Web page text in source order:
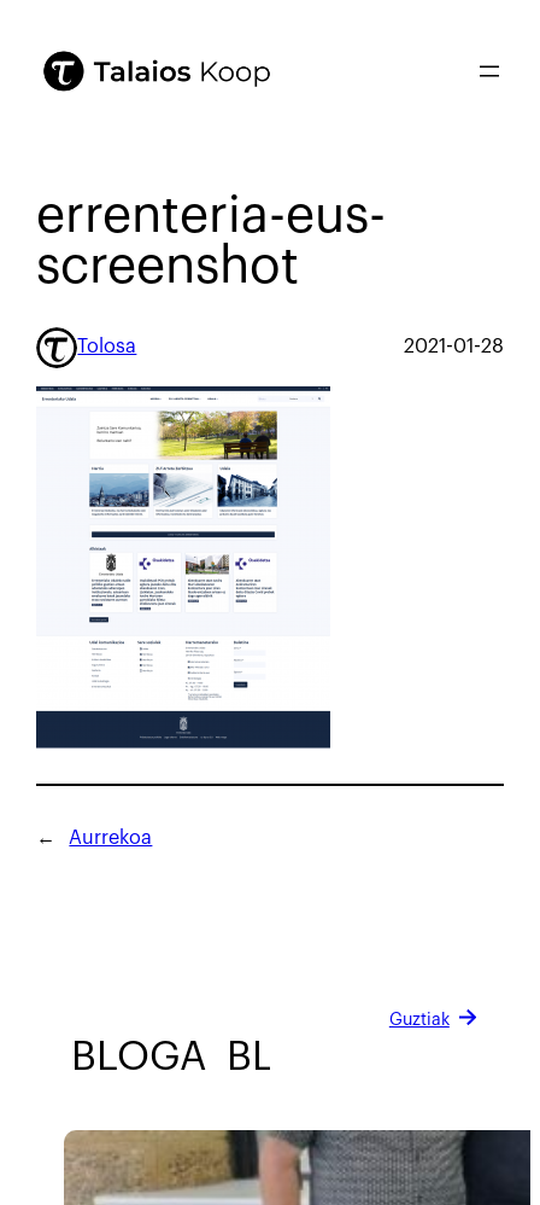
errenteria-eus-
screenshot
Tolosa 2021-01-28
← Aurrekoa
BLOGA BLOGA
Guztiak